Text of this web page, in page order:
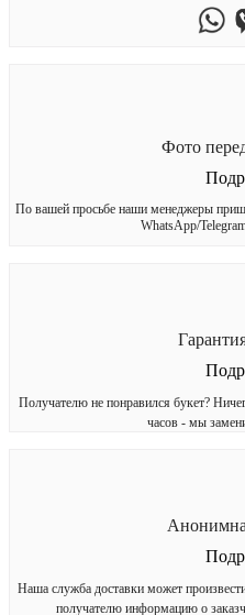
Фото
По вашей просьбе наши менеджеры
WhatsApp/
Получателю не понравился букет?
часов - мы
Наша служба доставки может
получателю информацию о